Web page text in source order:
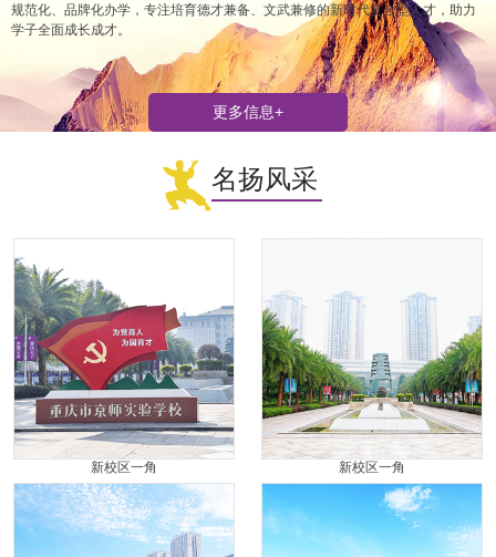
规范化、品牌化办学，专注培育德才兼备、文武兼修的新时代复合型人才，助力
学子全面成长成才。
更多信息+
名扬风采
新校区一角 新校区一角